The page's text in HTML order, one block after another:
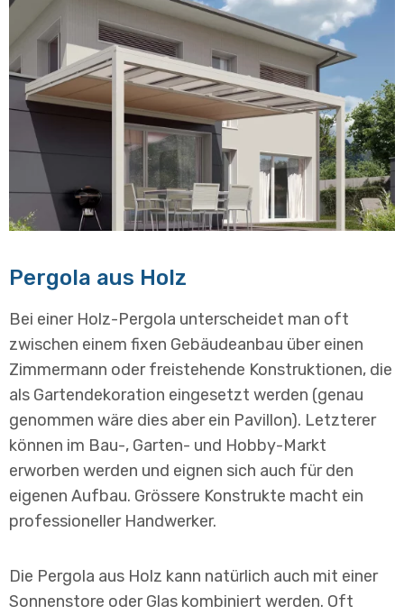
Pergola aus Holz
Bei einer Holz-Pergola unterscheidet man oft
zwischen einem fixen Gebäudeanbau über einen
Zimmermann oder freistehende Konstruktionen, die
als Gartendekoration eingesetzt werden (genau
genommen wäre dies aber ein Pavillon). Letzterer
können im Bau-, Garten- und Hobby-Markt
erworben werden und eignen sich auch für den
eigenen Aufbau. Grössere Konstrukte macht ein
professioneller Handwerker.
Die Pergola aus Holz kann natürlich auch mit einer
Sonnenstore oder Glas kombiniert werden. Oft